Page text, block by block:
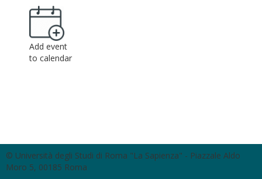
Add event
to calendar
© Università degli Studi di Roma "La Sapienza" - Piazzale Aldo
Moro 5, 00185 Roma